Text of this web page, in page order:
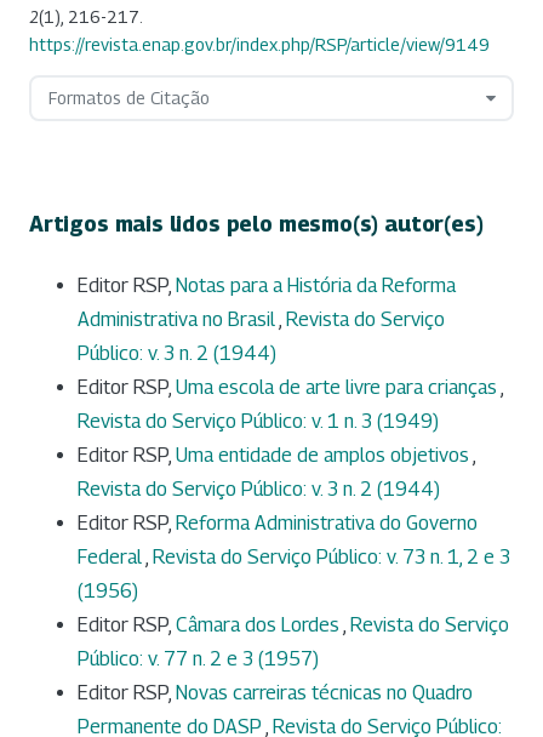
2(1), 216-217.
https://revista.enap.gov.br/index.php/RSP/article/view/9149
Formatos de Citação
Artigos mais lidos pelo mesmo(s) autor(es)
Editor RSP, Notas para a História da Reforma
Administrativa no Brasil, Revista do Serviço
Público: v. 3 n. 2 (1944)
Editor RSP, Uma escola de arte livre para crianças ,
Revista do Serviço Público: v. 1 n. 3 (1949)
Editor RSP, Uma entidade de amplos objetivos ,
Revista do Serviço Público: v. 3 n. 2 (1944)
Editor RSP, Reforma Administrativa do Governo
Federal, Revista do Serviço Público: v. 73 n. 1, 2 e 3
(1956)
Editor RSP, Câmara dos Lordes , Revista do Serviço
Público: v. 77 n. 2 e 3 (1957)
Editor RSP, Novas carreiras técnicas no Quadro
Permanente do DASP , Revista do Serviço Público: